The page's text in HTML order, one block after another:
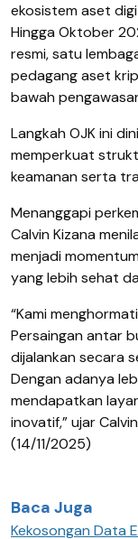
ekosistem aset
Hingga Oktober
resmi, satu
pedagang aset
bawah
Langkah OJK ini
memperkuat
keamanan serta
Menanggapi
Calvin Kizana
menjadi
yang lebih sehat
“Kami
Persaingan antar
dijalankan secara
Dengan adanya
mendapatkan
inovatif,” ujar
(14/11/2025)
Baca Juga
Kekosongan Data